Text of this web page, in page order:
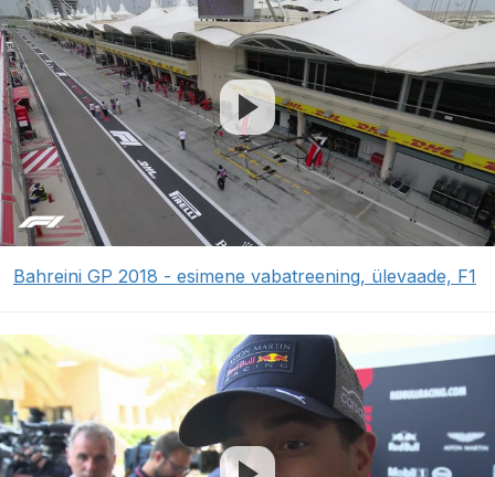
Bahreini GP 2018 - esimene vabatreening, ülevaade, F1